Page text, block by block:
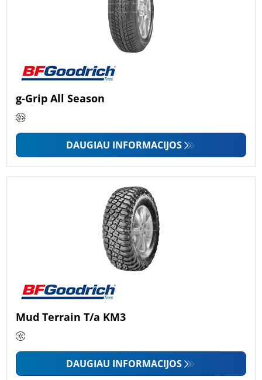
g-Grip All Season
DAUGIAU INFORMACIJOS
Mud Terrain T/a KM3
DAUGIAU INFORMACIJOS